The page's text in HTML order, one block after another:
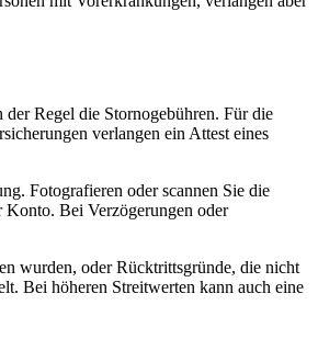
Regel die Stornogebühren. Für die
verlangen ein Attest eines
Fotografieren oder scannen Sie die
Bei Verzögerungen oder
wurden, oder Rücktrittsgründe, die nicht
Bei höheren Streitwerten kann auch eine